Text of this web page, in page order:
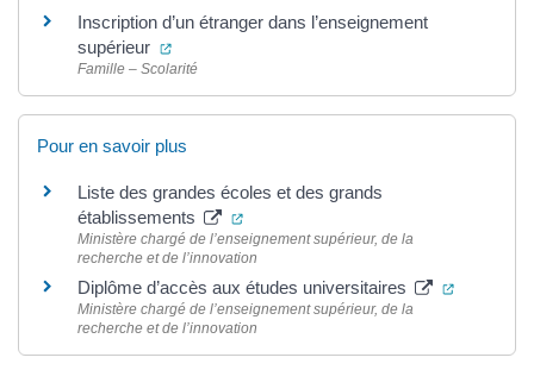
Inscription d’un étranger dans l’enseignement
supérieur
(ouverture dans un nouvel onglet)
Famille – Scolarité
Pour en savoir plus
Liste des grandes écoles et des grands
établissements
(ouverture dans un nouvel onglet)
Ministère chargé de l’enseignement supérieur, de la
recherche et de l’innovation
Diplôme d’accès aux études universitaires
Ministère chargé de l’enseignement supérieur, de la
recherche et de l’innovation